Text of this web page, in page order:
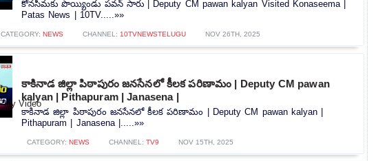
కోనసీమకు పొయ్యిండు పవన్ సారు | Deputy CM pawan kalyan Visited Konaseema |
Patas News | 10TV.....»»
CATEGORY: NEWS CHANNEL: 10TVNEWSTELUGU NOV 26TH, 2025
కాకినాడ జిల్లా పిఠాపురం జనసేనలో కీలక పరిణామం | Deputy CM pawan
kalyan | Pithapuram | Janasena |
కాకినాడ జిల్లా పిఠాపురం జనసేనలో కీలక పరిణామం | Deputy CM pawan kalyan |
Pithapuram | Janasena |.....»»
CATEGORY: NEWS CHANNEL: TV9 NOV 15TH, 2025